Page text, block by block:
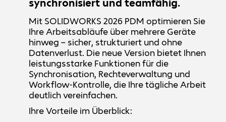
synchronisiert und teamfähig.
Mit SOLIDWORKS 2026 PDM optimieren Sie
Ihre Arbeitsabläufe über mehrere Geräte
hinweg – sicher, strukturiert und ohne
Datenverlust. Die neue Version bietet Ihnen
leistungsstarke Funktionen für die
Synchronisation, Rechteverwaltung und
Workflow-Kontrolle, die Ihre tägliche Arbeit
deutlich vereinfachen.
Ihre Vorteile im Überblick: